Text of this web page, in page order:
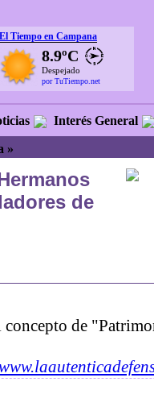
El Tiempo en Campana
8.9ºC
Despejado
por TuTiempo.net
Interés General
»
de
de